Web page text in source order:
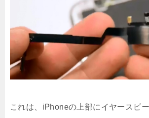
これは、iPhoneの上部にイヤースピ